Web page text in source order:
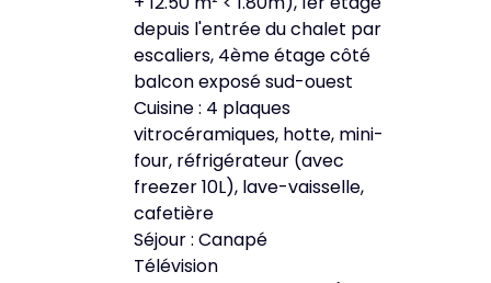
depuis l'entrée du chalet par
escaliers, 4ème étage côté
balcon exposé sud-ouest
Cuisine : 4 plaques
vitrocéramiques, hotte, mini-
four, réfrigérateur (avec
freezer 10L), lave-vaisselle,
cafetière
Séjour : Canapé
Télévision